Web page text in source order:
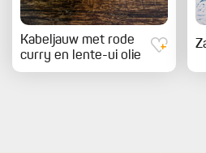
Kabeljauw met rode
curry en lente-ui olie